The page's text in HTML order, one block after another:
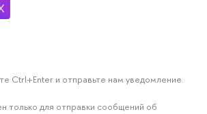
Ctrl+Enter и отправьте нам уведомление.
только для отправки сообщений об